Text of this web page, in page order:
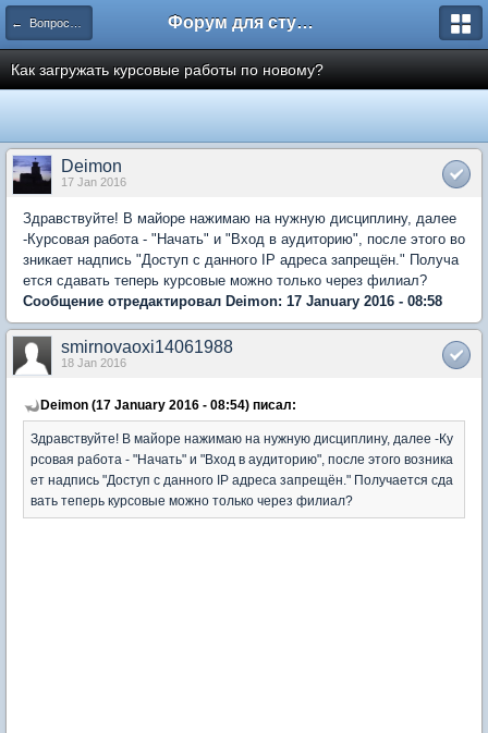
← Вопросы и ответы Форум для студента СГА
Как загружать курсовые работы по новому?
Deimon
17 Jan 2016
Здравствуйте! В майоре нажимаю на нужную дисциплину, далее
-Курсовая работа - "Начать" и "Вход в аудиторию", после этого во
зникает надпись "Доступ с данного IP адреса запрещён." Получа
ется сдавать теперь курсовые можно только через филиал?
Сообщение отредактировал Deimon: 17 January 2016 - 08:58
smirnovaoxi14061988
18 Jan 2016
Deimon (17 January 2016 - 08:54) писал:
Здравствуйте! В майоре нажимаю на нужную дисциплину, далее -Ку
рсовая работа - "Начать" и "Вход в аудиторию", после этого возника
ет надпись "Доступ с данного IP адреса запрещён." Получается сда
вать теперь курсовые можно только через филиал?